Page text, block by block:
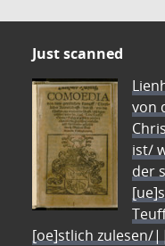
Just scanned
von
ist/
der
[oe]stlich zulesen/